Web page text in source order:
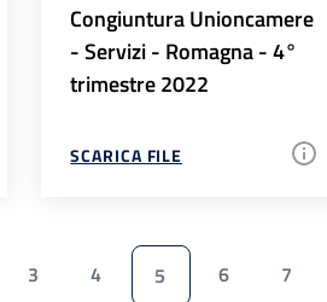
Congiuntura Unioncamere
- Servizi - Romagna - 4°
trimestre 2022
SCARICA FILE
3 4 5 6 7